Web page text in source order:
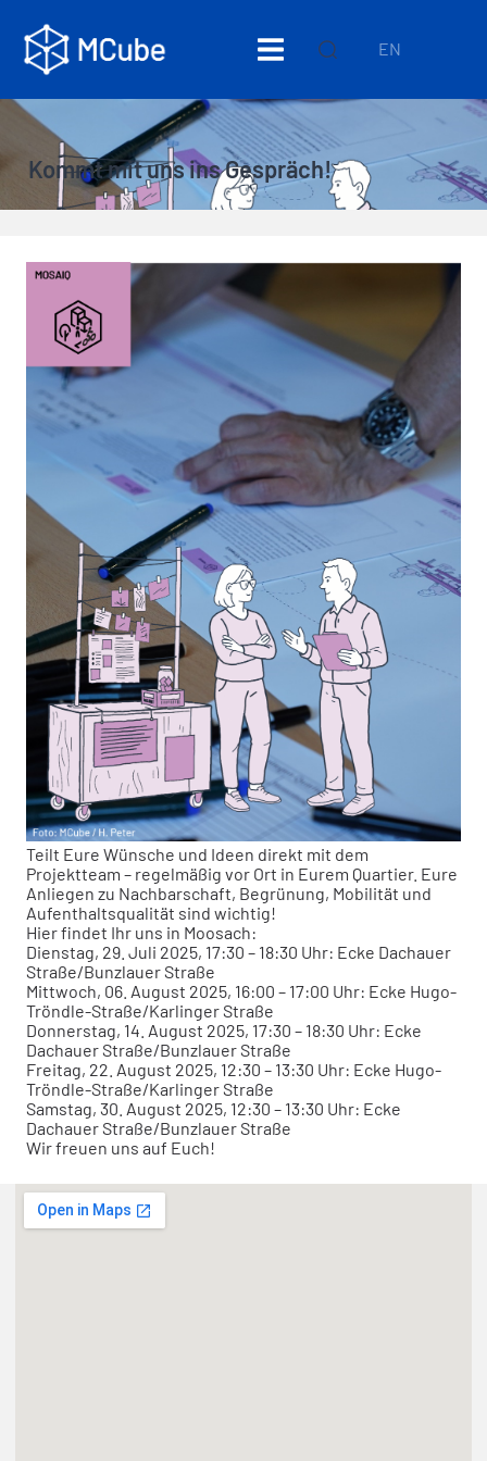
EN
Kommt mit uns ins Gespräch!
Teilt Eure Wünsche und Ideen direkt mit dem
Projektteam – regelmäßig vor Ort in Eurem Quartier. Eure
Anliegen zu Nachbarschaft, Begrünung, Mobilität und
Aufenthaltsqualität sind wichtig!
Hier findet Ihr uns in Moosach:
Dienstag, 29. Juli 2025, 17:30 – 18:30 Uhr: Ecke Dachauer
Straße/Bunzlauer Straße
Mittwoch, 06. August 2025, 16:00 – 17:00 Uhr: Ecke Hugo-
Tröndle-Straße/Karlinger Straße
Donnerstag, 14. August 2025, 17:30 – 18:30 Uhr: Ecke
Dachauer Straße/Bunzlauer Straße
Freitag, 22. August 2025, 12:30 – 13:30 Uhr: Ecke Hugo-
Tröndle-Straße/Karlinger Straße
Samstag, 30. August 2025, 12:30 – 13:30 Uhr: Ecke
Dachauer Straße/Bunzlauer Straße
Wir freuen uns auf Euch!